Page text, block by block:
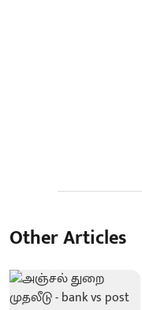
Other Articles